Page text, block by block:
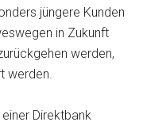
jüngere Kunden
in Zukunft
werden,
werden.
Direktbank